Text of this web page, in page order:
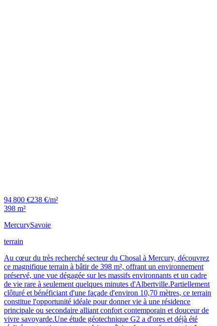
94 800 €238 €/m²
398 m²
MercurySavoie
terrain
Au cœur du très recherché secteur du Chosal à Mercury, découvrez
ce magnifique terrain à bâtir de 398 m², offrant un environnement
préservé, une vue dégagée sur les massifs environnants et un cadre
de vie rare à seulement quelques minutes d'Albertville.Partiellement
clôturé et bénéficiant d'une façade d'environ 10,70 mètres, ce terrain
constitue l'opportunité idéale pour donner vie à une résidence
principale ou secondaire alliant confort contemporain et douceur de
vivre savoyarde.Une étude géotechnique G2 a d'ores et déjà été